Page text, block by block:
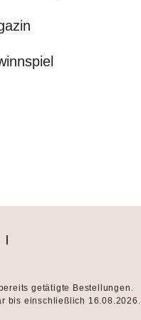
|
getätigte Bestellungen.
bis einschließlich 16.08.2026.